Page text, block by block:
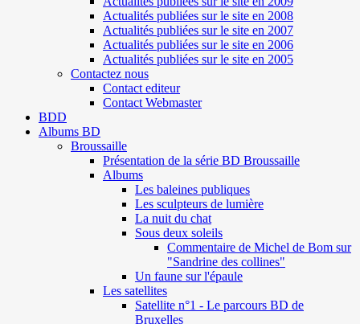
Actualités publiées sur le site en 2008
Actualités publiées sur le site en 2007
Actualités publiées sur le site en 2006
Actualités publiées sur le site en 2005
Contactez nous
Contact editeur
Contact Webmaster
BDD
Albums BD
Broussaille
Présentation de la série BD Broussaille
Albums
Les baleines publiques
Les sculpteurs de lumière
La nuit du chat
Sous deux soleils
Commentaire de Michel de Bom sur
"Sandrine des collines"
Un faune sur l'épaule
Les satellites
Satellite n°1 - Le parcours BD de
Bruxelles